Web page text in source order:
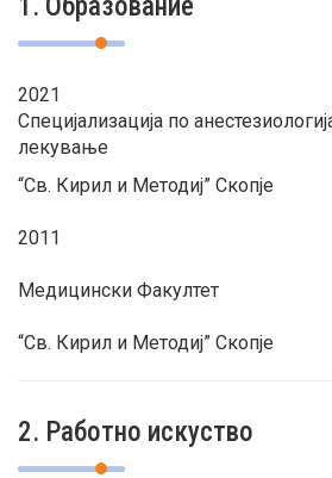
2021
Специјализација по
лекување
“Св. Кирил и Методиј” Скопје
2011
Медицински Факултет
“Св. Кирил и Методиј” Скопје
2. Работно искуство